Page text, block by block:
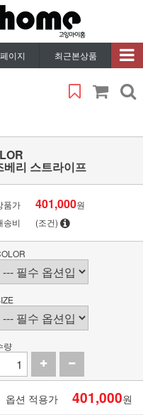
이지 최근본상품
베리 스트라이프
품가 401,000원
송비
(조건)
량
옵션 적용가 401,000원